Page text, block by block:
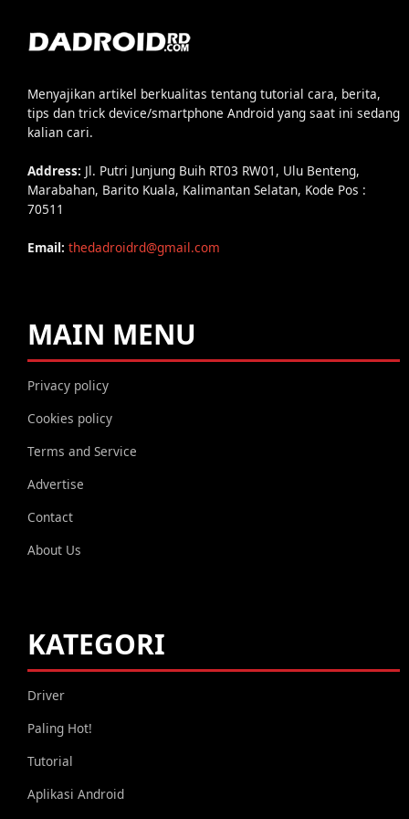
Menyajikan artikel berkualitas tentang tutorial cara, berita,
tips dan trick device/smartphone Android yang saat ini sedang
kalian cari.
Address: Jl. Putri Junjung Buih RT03 RW01, Ulu Benteng,
Marabahan, Barito Kuala, Kalimantan Selatan, Kode Pos :
70511
Email: thedadroidrd@gmail.com
MAIN MENU
Privacy policy
Cookies policy
Terms and Service
Advertise
Contact
About Us
KATEGORI
Driver
Paling Hot!
Tutorial
Aplikasi Android